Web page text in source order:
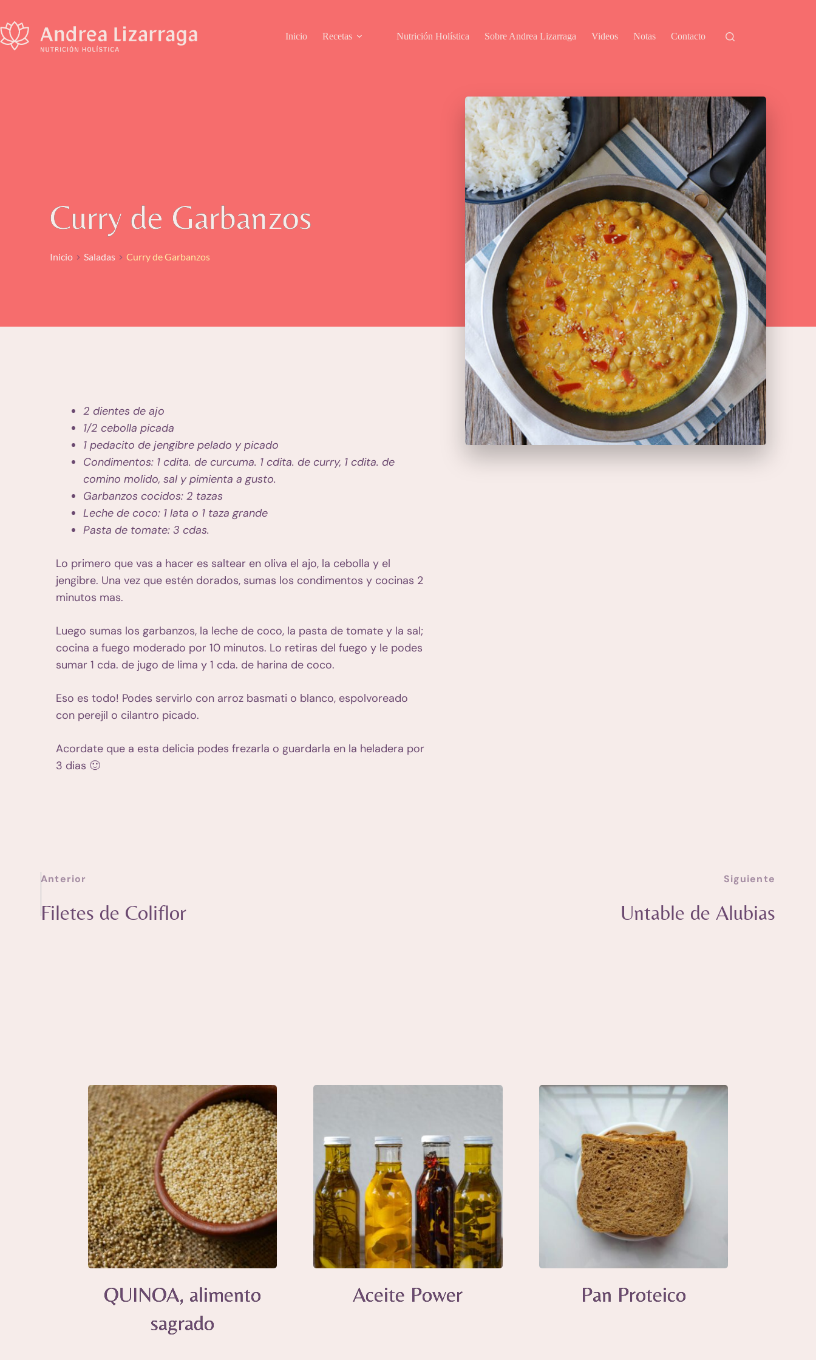
contenido
Inicio
Recetas Nutrición Holística Sobre Andrea Lizarraga Videos Notas Contacto
Curry de Garbanzos
Inicio Saladas Curry de Garbanzos
2 dientes de ajo
1/2 cebolla picada
1 pedacito de jengibre pelado y picado
Condimentos: 1 cdita. de curcuma. 1 cdita. de curry, 1 cdita. de
comino molido, sal y pimienta a gusto.
Garbanzos cocidos: 2 tazas
Leche de coco: 1 lata o 1 taza grande
Pasta de tomate: 3 cdas.
Lo primero que vas a hacer es saltear en oliva el ajo, la cebolla y el
jengibre. Una vez que estén dorados, sumas los condimentos y cocinas 2
minutos mas.
Luego sumas los garbanzos, la leche de coco, la pasta de tomate y la sal;
cocina a fuego moderado por 10 minutos. Lo retiras del fuego y le podes
sumar 1 cda. de jugo de lima y 1 cda. de harina de coco.
Eso es todo! Podes servirlo con arroz basmati o blanco, espolvoreado
con perejil o cilantro picado.
Acordate que a esta delicia podes frezarla o guardarla en la heladera por
3 dias 🙂
Anterior Siguiente
Filetes de Coliflor Untable de Alubias
QUINOA, alimento
sagrado
Aceite Power Pan Proteico